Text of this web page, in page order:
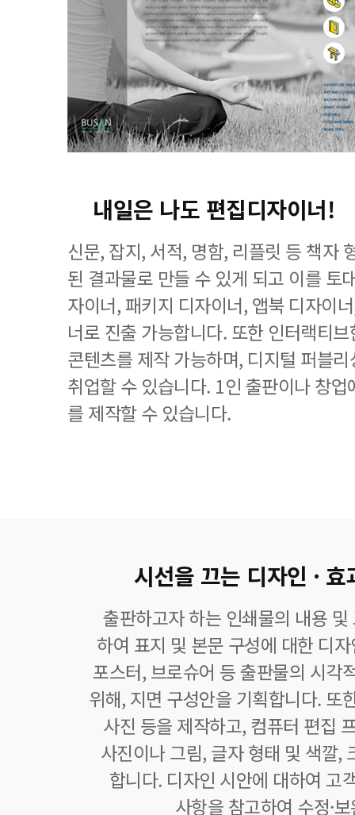
내일은 나도 편집디자이너!
신문, 잡지, 서적, 명함, 리플릿 등 책자
된 결과물로 만들 수 있게 되고 이를 토
자이너, 패키지 디자이너, 앱북 디자이
너로 진출 가능합니다. 또한 인터랙티
콘텐츠를 제작 가능하며, 디지털 퍼블
취업할 수 있습니다. 1인 출판이나 창
를 제작할 수 있습니다.
시선을 끄는 디자인 ·
출판하고자 하는 인쇄물의 내용
하여 표지 및 본문 구성에 대한 디
포스터, 브로슈어 등 출판물의 시각
위해, 지면 구성안을 기획합니다. 또
사진 등을 제작하고, 컴퓨터 편집
사진이나 그림, 글자 형태 및 색깔,
합니다. 디자인 시안에 대하여 고
사항을 참고하여 수정·